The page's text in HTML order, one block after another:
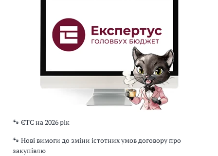
🐾 ЄТС на 2026 рік
🐾 Нові вимоги до зміни істотних умов договору про
закупівлю